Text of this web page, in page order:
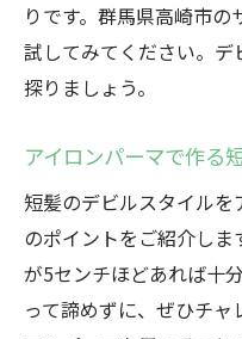
りです。群馬県高崎市
試してみてください。デ
探りましょう。
アイロンパーマで作る
短髪のデビルスタイル
のポイントをご紹介しま
が5センチほどあれば十
って諦めずに、ぜひチ